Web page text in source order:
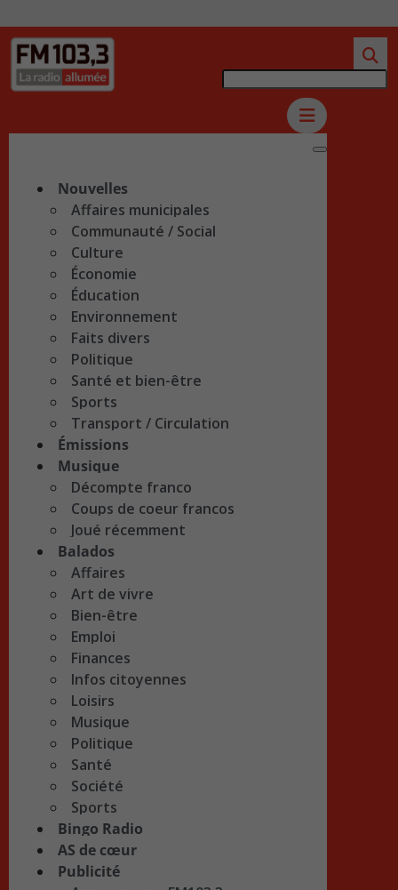
Nouvelles
Affaires municipales
Communauté / Social
Culture
Économie
Éducation
Environnement
Faits divers
Politique
Santé et bien-être
Sports
Transport / Circulation
Émissions
Musique
Décompte franco
Coups de coeur francos
Joué récemment
Balados
Affaires
Art de vivre
Bien-être
Emploi
Finances
Infos citoyennes
Loisirs
Musique
Politique
Santé
Société
Sports
Bingo Radio
AS de cœur
Publicité